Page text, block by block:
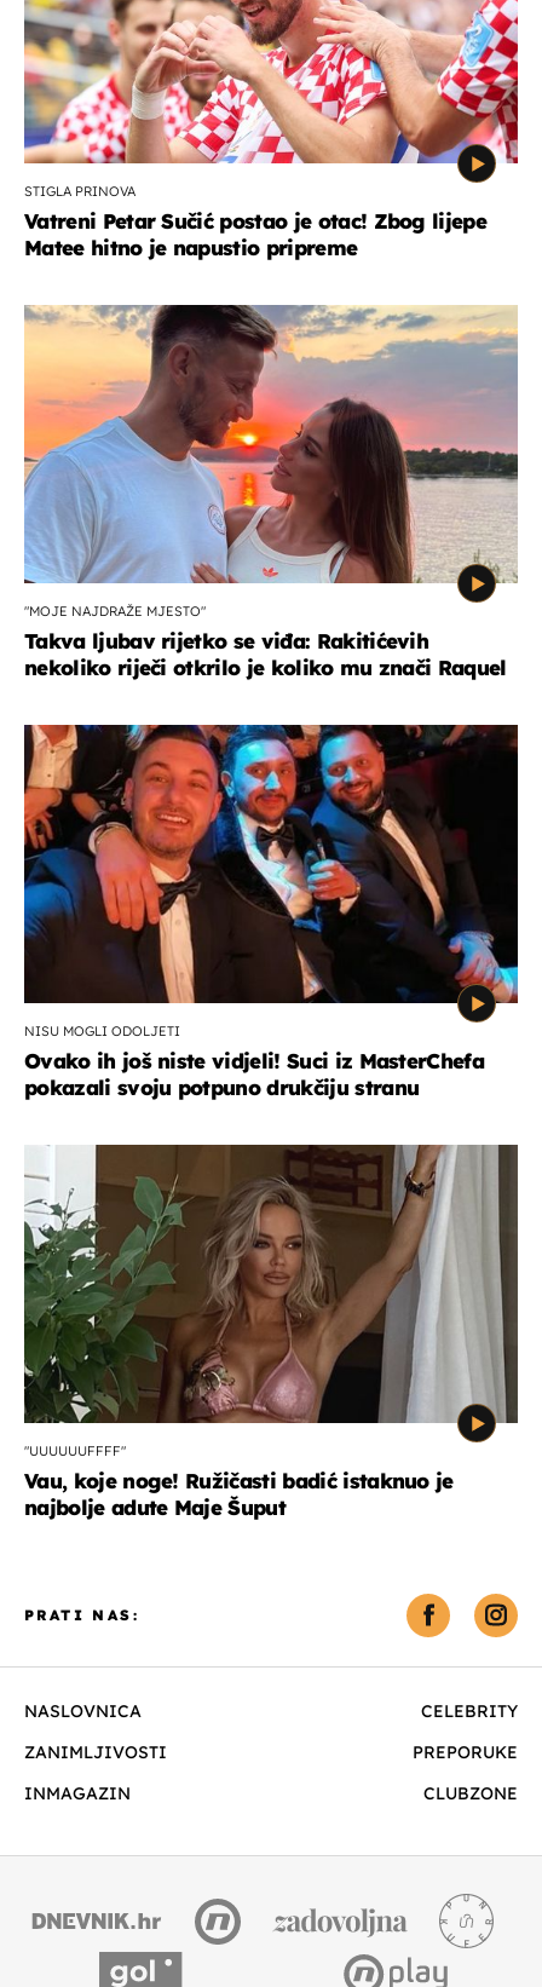
STIGLA PRINOVA
Vatreni Petar Sučić postao je otac! Zbog lijepe
Matee hitno je napustio pripreme
"MOJE NAJDRAŽE MJESTO"
Takva ljubav rijetko se viđa: Rakitićevih
nekoliko riječi otkrilo je koliko mu znači Raquel
NISU MOGLI ODOLJETI
Ovako ih još niste vidjeli! Suci iz MasterChefa
pokazali svoju potpuno drukčiju stranu
"UUUUUUFFFF"
Vau, koje noge! Ružičasti badić istaknuo je
najbolje adute Maje Šuput
NASLOVNICA
CELEBRITY
ZANIMLJIVOSTI
PREPORUKE
INMAGAZIN
CLUBZONE
PRATI NAS: